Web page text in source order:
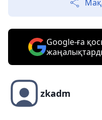
Google-ға
zkadm